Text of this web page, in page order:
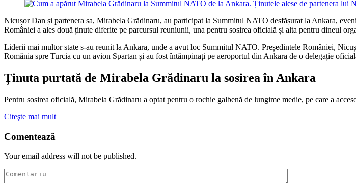
Nicușor Dan și partenera sa, Mirabela Grădinaru, au participat la Summitul NATO desfășurat la Ankara,
României a ales două ținute diferite pe parcursul reuniunii, una pentru sosirea oficială și alta pentru dineul
Liderii mai multor state s-au reunit la Ankara, unde a avut loc Summitul NATO. Președintele României,
România spre Turcia cu un avion Spartan și au fost întâmpinați pe aeroportul din Ankara de o delegație
Ținuta purtată de Mirabela Grădinaru la sosirea în Ankara
Pentru sosirea oficială, Mirabela Grădinaru a optat pentru o rochie galbenă de lungime medie, pe care a
Citeşte mai mult
Comentează
Your email address will not be published.